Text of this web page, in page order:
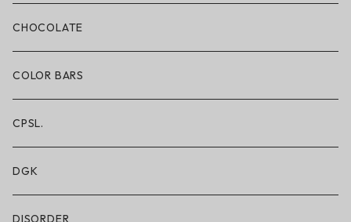
ボクサーブリーフ/ロング丈
ショートパンツ/2 IN 1
レギンス/フルレングス10分丈
水着/スイムウェア
CHOCOLATE
COLOR BARS
CPSL.
DGK
DISORDER